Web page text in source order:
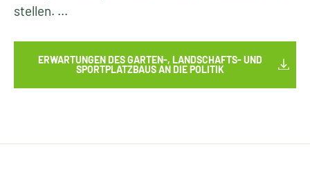
stellen. ...
ERWARTUNGEN DES GARTEN-, LANDSCHAFTS- UND
SPORTPLATZBAUS AN DIE POLITIK